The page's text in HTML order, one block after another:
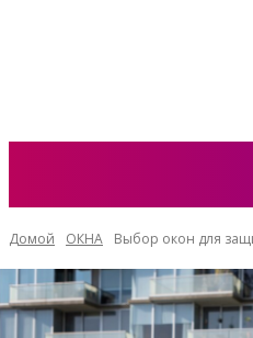
Домой ОКНА Выбор окон для